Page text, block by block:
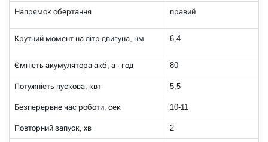
Напрямок обертання правий
Крутний момент на літр двигуна, нм 6,4
Ємність акумулятора акб, а · год 80
Потужність пускова, квт 5,5
Безперервне час роботи, сек 10-11
Повторний запуск, хв 2